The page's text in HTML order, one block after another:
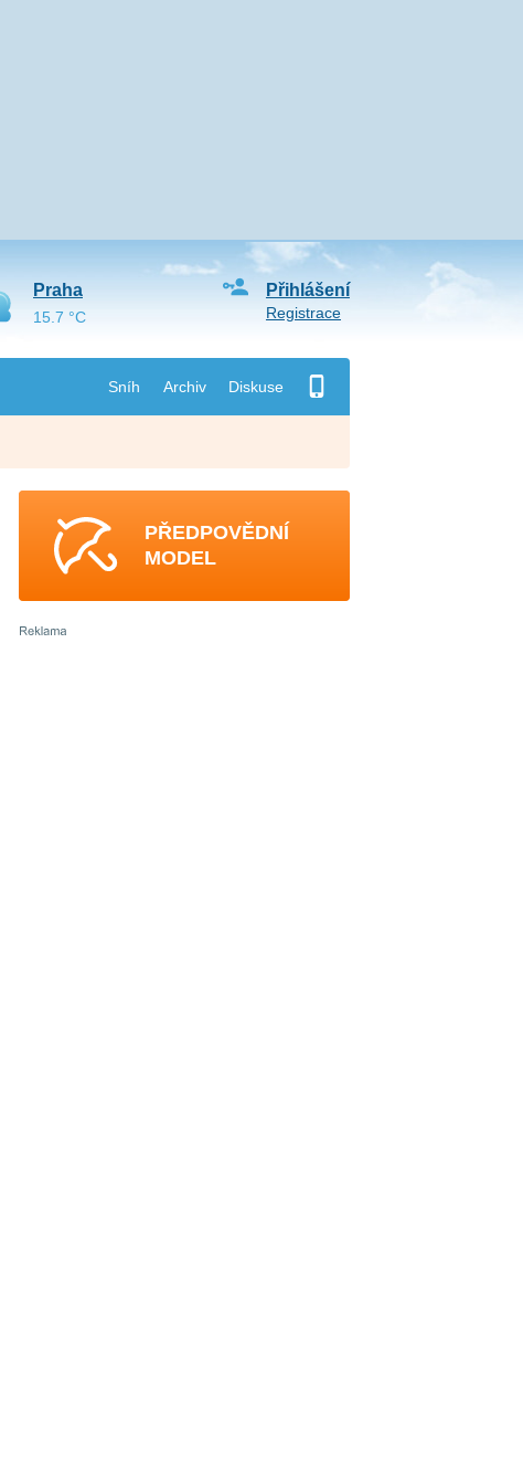
Sníh Archiv Diskuse
Přihlášení
Registrace
Praha
15.7 °C
PŘEDPOVĚDNÍ
MODEL